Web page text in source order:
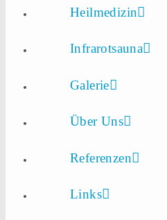
Heilmedizin
Infrarotsauna
Galerie
Über Uns
Referenzen
Links